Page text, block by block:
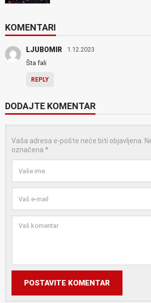
KOMENTARI
LJUBOMIR 1.12.2023
Šta fali
REPLY
DODAJTE KOMENTAR
Vaša adresa e-pošte neće biti objavljena.
označena *
POSTAVITE KOMENTAR